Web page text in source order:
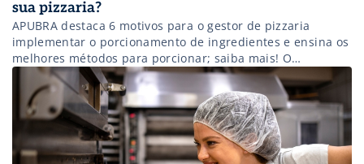
sua pizzaria?
APUBRA destaca 6 motivos para o gestor de pizzaria
implementar o porcionamento de ingredientes e ensina os
melhores métodos para porcionar; saiba mais! O
porcionamento de alimentos consiste em medir e dividir
os ingredientes em porções para utilização na produção
das pizzas. Dentre os benefícios dessa prática, destacam-
se o controle de estoque, a padronização, a […]